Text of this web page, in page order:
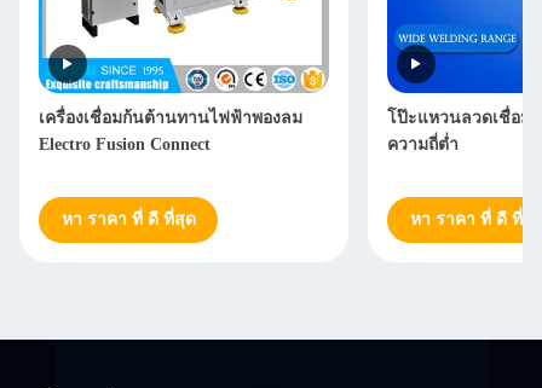
เครื่องเชื่อมก้นต้านทานไฟฟ้าพองลม
Electro Fusion Connect
หา ราคา ที่ ดี ที่สุด
โป๊ะแหวนลวดเชื่อ
ความถี่ต่ำ
หา ราคา ที่ ดี ที่สุ